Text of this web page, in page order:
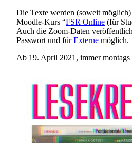
Die Texte werden (soweit
Moodle-Kurs “FSR Online (für
Auch die Zoom-Daten
Passwort und fürExterne möglich.
Ab 19. April 2021, immer